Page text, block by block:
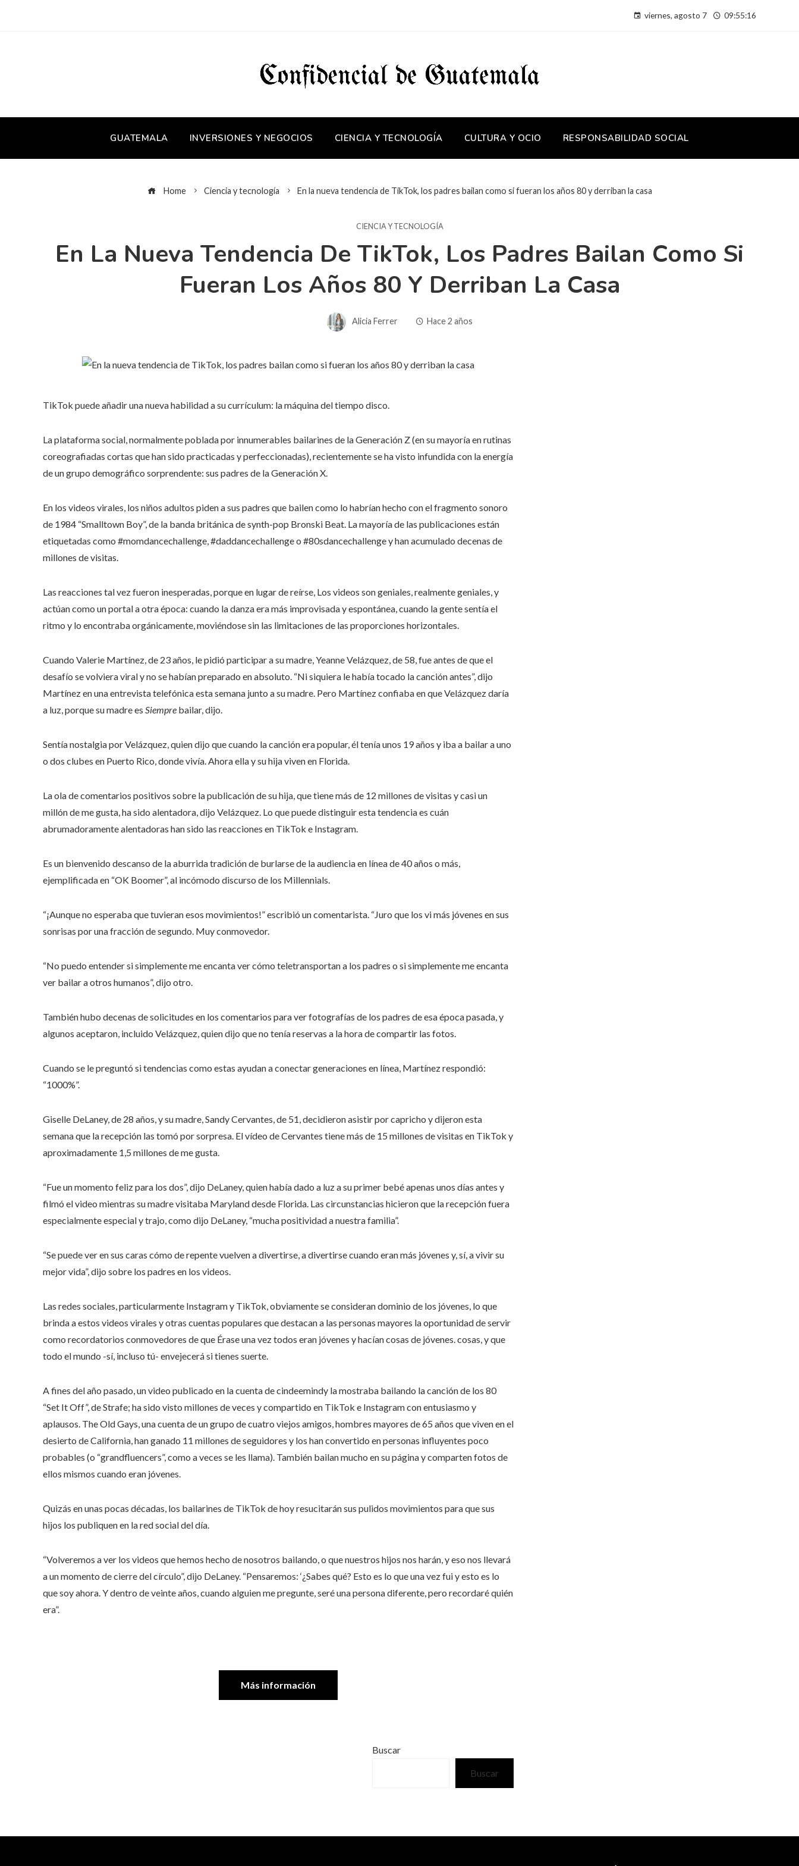
viernes, agosto 7 09:55:16
GUATEMALA INVERSIONES Y NEGOCIOS CIENCIA Y TECNOLOGÍA CULTURA Y OCIO RESPONSABILIDAD SOCIAL
Home Ciencia y tecnología En la nueva tendencia de TikTok, los padres bailan como si fueran los años 80 y derriban la casa
CIENCIA Y TECNOLOGÍA
En La Nueva Tendencia De TikTok, Los Padres Bailan Como Si
Fueran Los Años 80 Y Derriban La Casa
Alicia Ferrer Hace 2 años
TikTok puede añadir una nueva habilidad a su currículum: la máquina del tiempo disco.
La plataforma social, normalmente poblada por innumerables bailarines de la Generación Z (en su mayoría en rutinas
coreografiadas cortas que han sido practicadas y perfeccionadas), recientemente se ha visto infundida con la energía
de un grupo demográfico sorprendente: sus padres de la Generación X.
En los videos virales, los niños adultos piden a sus padres que bailen como lo habrían hecho con el fragmento sonoro
de 1984 “Smalltown Boy”, de la banda británica de synth-pop Bronski Beat. La mayoría de las publicaciones están
etiquetadas como #momdancechallenge, #daddancechallenge o #80sdancechallenge y han acumulado decenas de
millones de visitas.
Las reacciones tal vez fueron inesperadas, porque en lugar de reírse, Los videos son geniales, realmente geniales, y
actúan como un portal a otra época: cuando la danza era más improvisada y espontánea, cuando la gente sentía el
ritmo y lo encontraba orgánicamente, moviéndose sin las limitaciones de las proporciones horizontales.
Cuando Valerie Martínez, de 23 años, le pidió participar a su madre, Yeanne Velázquez, de 58, fue antes de que el
desafío se volviera viral y no se habían preparado en absoluto. “Ni siquiera le había tocado la canción antes”, dijo
Martínez en una entrevista telefónica esta semana junto a su madre. Pero Martínez confiaba en que Velázquez daría
a luz, porque su madre es Siempre bailar, dijo.
Sentía nostalgia por Velázquez, quien dijo que cuando la canción era popular, él tenía unos 19 años y iba a bailar a uno
o dos clubes en Puerto Rico, donde vivía. Ahora ella y su hija viven en Florida.
La ola de comentarios positivos sobre la publicación de su hija, que tiene más de 12 millones de visitas y casi un
millón de me gusta, ha sido alentadora, dijo Velázquez. Lo que puede distinguir esta tendencia es cuán
abrumadoramente alentadoras han sido las reacciones en TikTok e Instagram.
Es un bienvenido descanso de la aburrida tradición de burlarse de la audiencia en línea de 40 años o más,
ejemplificada en “OK Boomer”, al incómodo discurso de los Millennials.
“¡Aunque no esperaba que tuvieran esos movimientos!” escribió un comentarista. “Juro que los vi más jóvenes en sus
sonrisas por una fracción de segundo. Muy conmovedor.
“No puedo entender si simplemente me encanta ver cómo teletransportan a los padres o si simplemente me encanta
ver bailar a otros humanos”, dijo otro.
También hubo decenas de solicitudes en los comentarios para ver fotografías de los padres de esa época pasada, y
algunos aceptaron, incluido Velázquez, quien dijo que no tenía reservas a la hora de compartir las fotos.
Cuando se le preguntó si tendencias como estas ayudan a conectar generaciones en línea, Martínez respondió:
“1000%”.
Giselle DeLaney, de 28 años, y su madre, Sandy Cervantes, de 51, decidieron asistir por capricho y dijeron esta
semana que la recepción las tomó por sorpresa. El vídeo de Cervantes tiene más de 15 millones de visitas en TikTok y
aproximadamente 1,5 millones de me gusta.
“Fue un momento feliz para los dos”, dijo DeLaney, quien había dado a luz a su primer bebé apenas unos días antes y
filmó el video mientras su madre visitaba Maryland desde Florida. Las circunstancias hicieron que la recepción fuera
especialmente especial y trajo, como dijo DeLaney, “mucha positividad a nuestra familia”.
“Se puede ver en sus caras cómo de repente vuelven a divertirse, a divertirse cuando eran más jóvenes y, sí, a vivir su
mejor vida”, dijo sobre los padres en los videos.
Las redes sociales, particularmente Instagram y TikTok, obviamente se consideran dominio de los jóvenes, lo que
brinda a estos videos virales y otras cuentas populares que destacan a las personas mayores la oportunidad de servir
como recordatorios conmovedores de que Érase una vez todos eran jóvenes y hacían cosas de jóvenes. cosas, y que
todo el mundo -sí, incluso tú- envejecerá si tienes suerte.
A fines del año pasado, un video publicado en la cuenta de cindeemindy la mostraba bailando la canción de los 80
“Set It Off”, de Strafe; ha sido visto millones de veces y compartido en TikTok e Instagram con entusiasmo y
aplausos. The Old Gays, una cuenta de un grupo de cuatro viejos amigos, hombres mayores de 65 años que viven en el
desierto de California, han ganado 11 millones de seguidores y los han convertido en personas influyentes poco
probables (o “grandfluencers”, como a veces se les llama). También bailan mucho en su página y comparten fotos de
ellos mismos cuando eran jóvenes.
Quizás en unas pocas décadas, los bailarines de TikTok de hoy resucitarán sus pulidos movimientos para que sus
hijos los publiquen en la red social del día.
“Volveremos a ver los videos que hemos hecho de nosotros bailando, o que nuestros hijos nos harán, y eso nos llevará
a un momento de cierre del círculo”, dijo DeLaney. “Pensaremos: ‘¿Sabes qué? Esto es lo que una vez fui y esto es lo
que soy ahora. Y dentro de veinte años, cuando alguien me pregunte, seré una persona diferente, pero recordaré quién
era”.
Más información
Buscar
Buscar